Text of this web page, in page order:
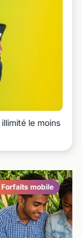
le moins
Forfaits mobile